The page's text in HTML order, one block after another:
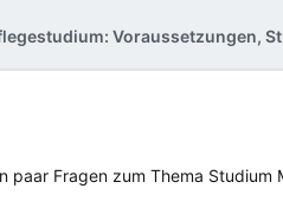
paar Fragen zum Thema Studium